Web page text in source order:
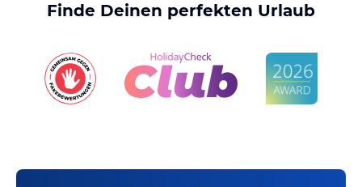
Finde Deinen perfekten Urlaub